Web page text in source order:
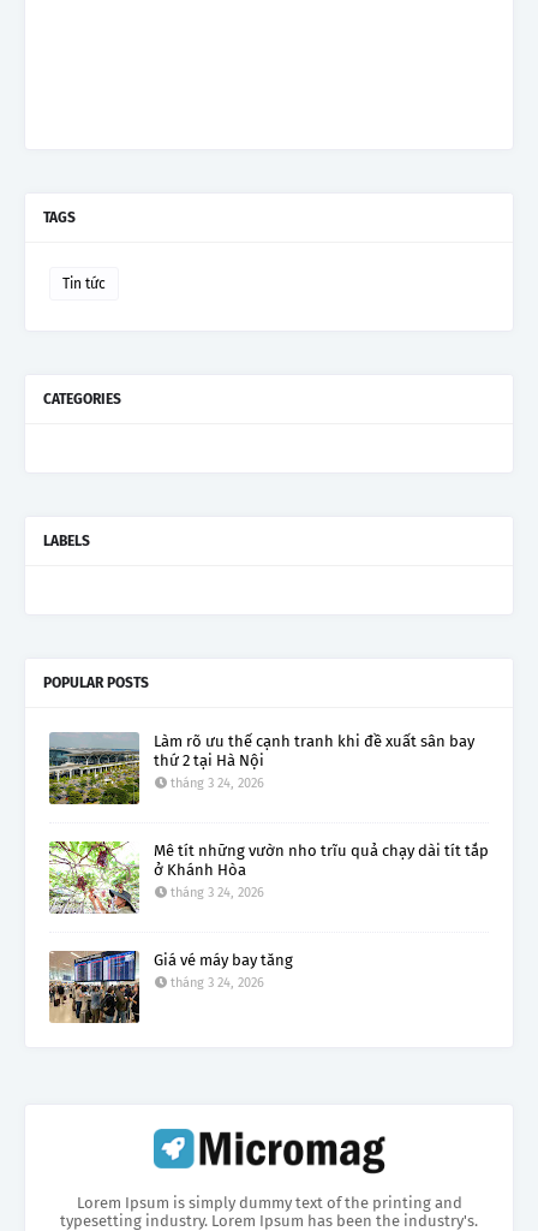
TAGS
Tin tức
CATEGORIES
LABELS
POPULAR POSTS
Làm rõ ưu thế cạnh tranh khi đề xuất sân bay
thứ 2 tại Hà Nội
tháng 3 24, 2026
Mê tít những vườn nho trĩu quả chạy dài tít tắp
ở Khánh Hòa
tháng 3 24, 2026
Giá vé máy bay tăng
tháng 3 24, 2026
Lorem Ipsum is simply dummy text of the printing and
typesetting industry. Lorem Ipsum has been the industry's.